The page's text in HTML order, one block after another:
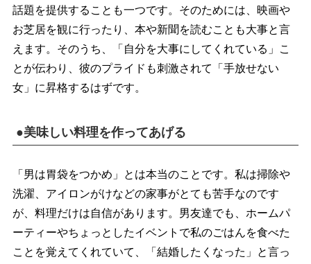
話題を提供することも一つです。そのためには、映画
お芝居を観に行ったり、本や新聞を読むことも大事と言
えます。そのうち、「自分を大事にしてくれている」こ
とが伝わり、彼のプライドも刺激されて「手放せない
女」に昇格するはずです。
●美味しい料理を作ってあげる
「男は胃袋をつかめ」とは本当のことです。私は掃除
洗濯、アイロンがけなどの家事がとても苦手なのです
が、料理だけは自信があります。男友達でも、ホームパ
ーティーやちょっとしたイベントで私のごはんを食べた
ことを覚えてくれていて、「結婚したくなった」と言っ